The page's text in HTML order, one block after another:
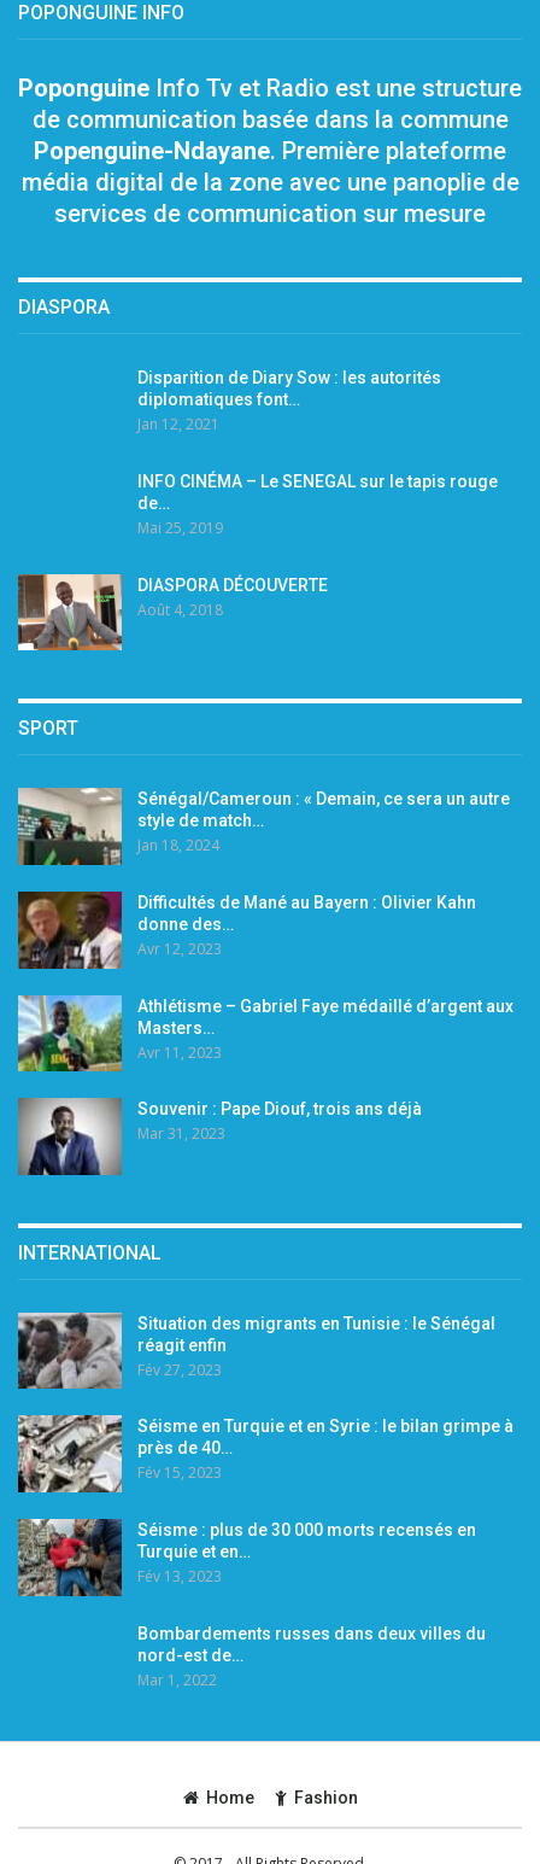
POPONGUINE INFO
Poponguine Info Tv et Radio est une structure
de communication basée dans la commune
Popenguine-Ndayane. Première plateforme
média digital de la zone avec une panoplie de
services de communication sur mesure
DIASPORA
Disparition de Diary Sow : les autorités
diplomatiques font…
Jan 12, 2021
INFO CINÉMA – Le SENEGAL sur le tapis rouge
de…
Mai 25, 2019
DIASPORA DÉCOUVERTE
Août 4, 2018
SPORT
Sénégal/Cameroun : « Demain, ce sera un autre
style de match…
Jan 18, 2024
Difficultés de Mané au Bayern : Olivier Kahn
donne des…
Avr 12, 2023
Athlétisme – Gabriel Faye médaillé d’argent aux
Masters…
Avr 11, 2023
Souvenir : Pape Diouf, trois ans déjà
Mar 31, 2023
INTERNATIONAL
Situation des migrants en Tunisie : le Sénégal
réagit enfin
Fév 27, 2023
Séisme en Turquie et en Syrie : le bilan grimpe à
près de 40…
Fév 15, 2023
Séisme : plus de 30 000 morts recensés en
Turquie et en…
Fév 13, 2023
Bombardements russes dans deux villes du
nord-est de…
Mar 1, 2022
Home Fashion